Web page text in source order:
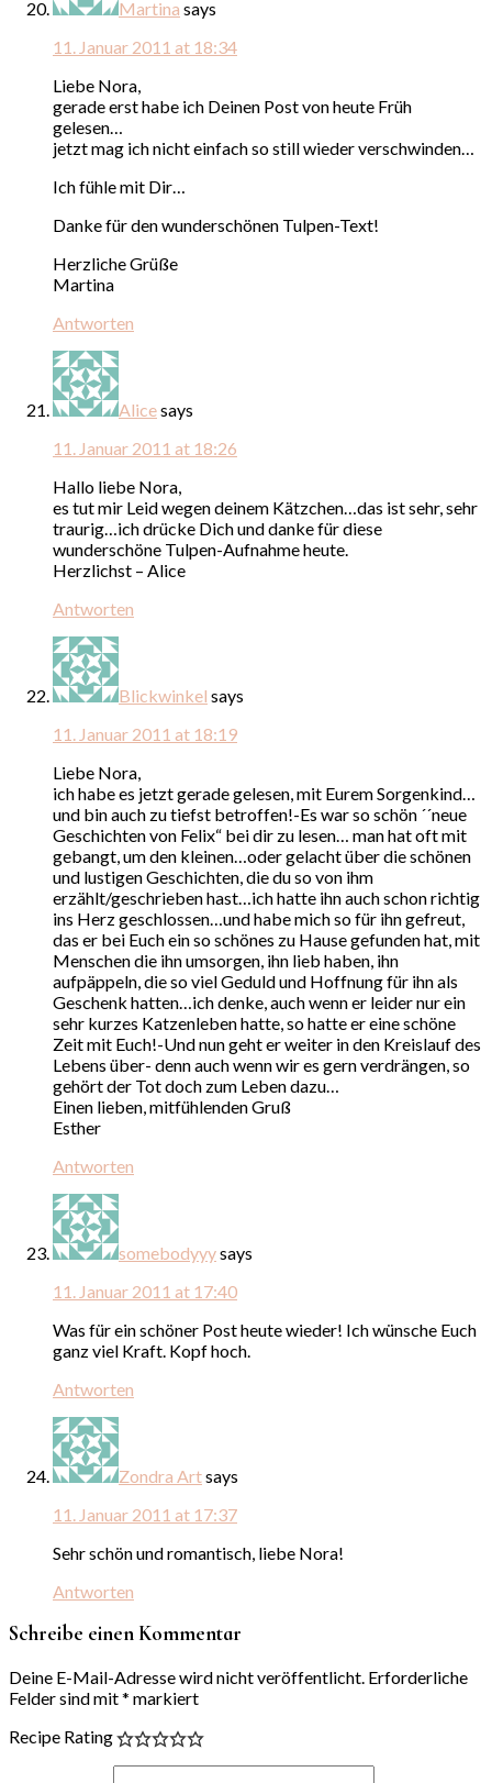
Martina says
11. Januar 2011 at 18:34
Liebe Nora,
gerade erst habe ich Deinen Post von heute Früh
gelesen…
jetzt mag ich nicht einfach so still wieder verschwinden…
Ich fühle mit Dir…
Danke für den wunderschönen Tulpen-Text!
Herzliche Grüße
Martina
Antworten
Alicesays
11. Januar 2011 at 18:26
Hallo liebe Nora,
es tut mir Leid wegen deinem Kätzchen…das ist sehr, sehr
traurig…ich drücke Dich und danke für diese
wunderschöne Tulpen-Aufnahme heute.
Herzlichst – Alice
Antworten
Blickwinkel says
11. Januar 2011 at 18:19
Liebe Nora,
ich habe es jetzt gerade gelesen, mit Eurem Sorgenkind…
und bin auch zu tiefst betroffen!-Es war so schön ´´neue
Geschichten von Felix“ bei dir zu lesen… man hat oft mit
gebangt, um den kleinen…oder gelacht über die schönen
und lustigen Geschichten, die du so von ihm
erzählt/geschrieben hast…ich hatte ihn auch schon richtig
ins Herz geschlossen…und habe mich so für ihn gefreut,
das er bei Euch ein so schönes zu Hause gefunden hat, mit
Menschen die ihn umsorgen, ihn lieb haben, ihn
aufpäppeln, die so viel Geduld und Hoffnung für ihn als
Geschenk hatten…ich denke, auch wenn er leider nur ein
sehr kurzes Katzenleben hatte, so hatte er eine schöne
Zeit mit Euch!-Und nun geht er weiter in den Kreislauf des
Lebens über- denn auch wenn wir es gern verdrängen, so
gehört der Tot doch zum Leben dazu…
Einen lieben, mitfühlenden Gruß
Esther
Antworten
somebodyyysays
11. Januar 2011 at 17:40
Was für ein schöner Post heute wieder! Ich wünsche Euch
ganz viel Kraft. Kopf hoch.
Antworten
Zondra Artsays
11. Januar 2011 at 17:37
Sehr schön und romantisch, liebe Nora!
Antworten
Schreibe einen Kommentar
Deine E-Mail-Adresse wird nicht veröffentlicht. Erforderliche
Felder sind mit* markiert
Recipe Rating